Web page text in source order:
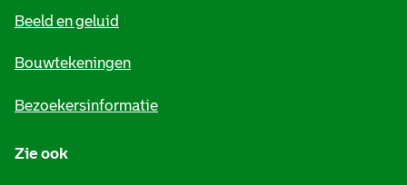
Beeld en geluid
Bouwtekeningen
Bezoekersinformatie
Zie ook